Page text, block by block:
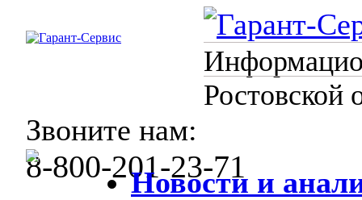
Ростовской
Звоните нам:
8-800-201-23-71
Новости и